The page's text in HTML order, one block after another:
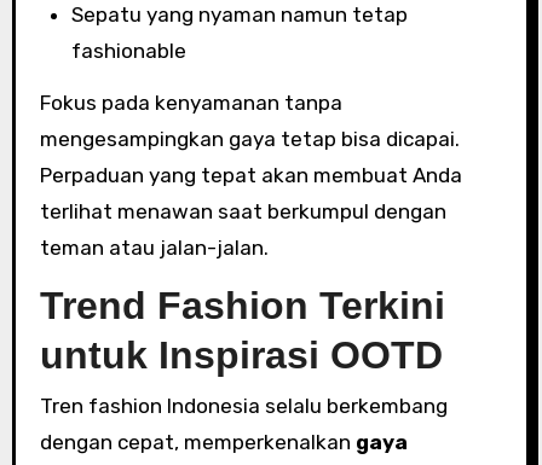
Sepatu yang nyaman namun tetap
fashionable
Fokus pada kenyamanan tanpa
mengesampingkan gaya tetap bisa dicapai.
Perpaduan yang tepat akan membuat Anda
terlihat menawan saat berkumpul dengan
teman atau jalan-jalan.
Trend Fashion Terkini
untuk Inspirasi OOTD
Tren fashion Indonesia selalu berkembang
dengan cepat, memperkenalkan gaya